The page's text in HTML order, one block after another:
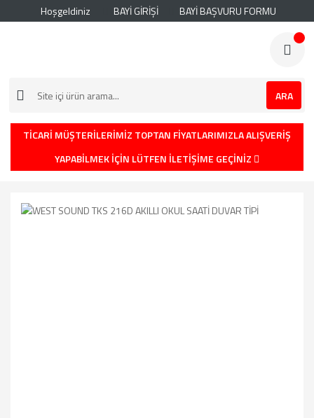
Hoşgeldiniz BAYİ GİRİŞİ BAYİ BAŞVURU FORMU
ARA
TİCARİ MÜŞTERİLERİMİZ TOPTAN FİYATLARIMIZLA ALIŞVERİŞ
YAPABİLMEK İÇİN LÜTFEN İLETİŞİME GEÇİNİZ